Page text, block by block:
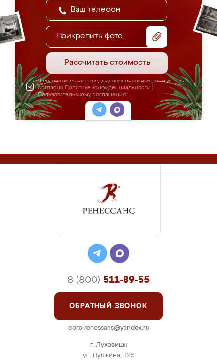
Прикрепить фото
Рассчитать стоимость
Я соглашаюсь на передачу персональных данных
согласно Политике конфиденциальности
Пользовательскому соглашению
г. Луховицы
ул. Пушкина, 125
8 (800) 511-89-55
ОБРАТНЫЙ ЗВОНОК
corp-renessans@yandex.ru